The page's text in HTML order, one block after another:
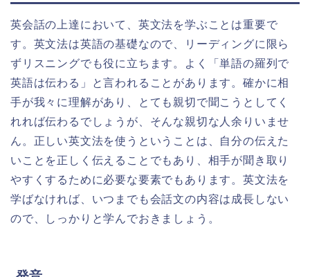
英会話の上達において、英文法を学ぶことは重要で
す。英文法は英語の基礎なので、リーディングに限ら
ずリスニングでも役に立ちます。よく「単語の羅列で
英語は伝わる」と言われることがあります。確かに相
手が我々に理解があり、とても親切で聞こうとしてく
れれば伝わるでしょうが、そんな親切な人余りいませ
ん。正しい英文法を使うということは、自分の伝えた
いことを正しく伝えることでもあり、相手が聞き取り
やすくするために必要な要素でもあります。英文法を
学ばなければ、いつまでも会話文の内容は成長しない
ので、しっかりと学んでおきましょう。